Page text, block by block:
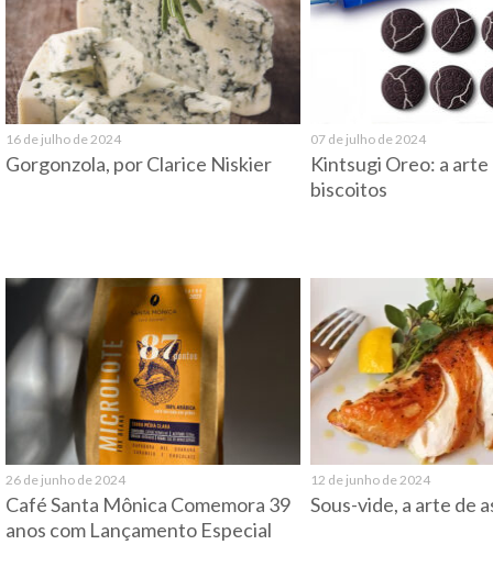
16 de julho de 2024
Gorgonzola, por Clarice Niskier
07 de julho de 2024
Kintsugi Oreo: a
biscoitos
26 de junho de 2024
Café Santa Mônica Comemora 39
anos com Lançamento Especial
12 de junho de 2024
Sous-vide, a arte de